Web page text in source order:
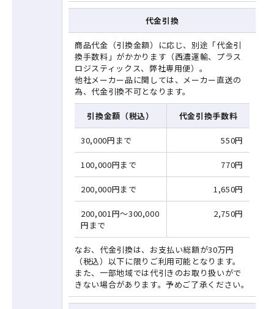
代金引換
商品代金（引換金額）に応じ、別途「代金引
換手数料」がかかります（西濃運輸、プラス
ロジスティックス、弊社専用便）。
他社メーカー品に関しては、メーカー直送の
為、代金引換不可となります。
引換金額（税込） 代金引換手数料
30,000円まで 550円
100,000円まで 770円
200,000円まで 1,650円
200,001円～300,000
円まで
2,750円
なお、代金引換は、お支払い総額が30万円
（税込）以下に限りご利用可能となります。
また、一部地域では代引きのお取り扱いがで
きない場合があります。予めご了承ください。